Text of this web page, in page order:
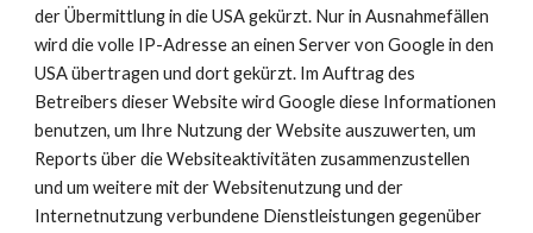
der Übermittlung in die USA gekürzt. Nur in Ausnahmefällen
wird die volle IP-Adresse an einen Server von Google in den
USA übertragen und dort gekürzt. Im Auftrag des
Betreibers dieser Website wird Google diese Informationen
benutzen, um Ihre Nutzung der Website auszuwerten, um
Reports über die Websiteaktivitäten zusammenzustellen
und um weitere mit der Websitenutzung und der
Internetnutzung verbundene Dienstleistungen gegenüber